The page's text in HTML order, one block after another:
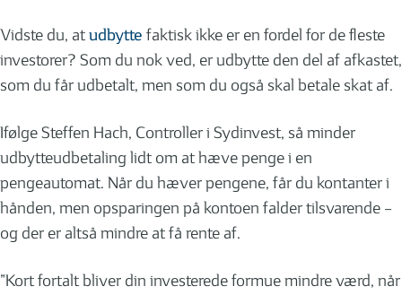
Vidste du, atudbytte faktisk ikke er en fordel for de fleste
investorer? Som du nok ved, er udbytte den del af afkastet,
som du får udbetalt, men som du også skal betale skat af.
Ifølge Steffen Hach, Controller i Sydinvest, så minder
udbytteudbetaling lidt om at hæve penge i en
pengeautomat. Når du hæver pengene, får du kontanter i
hånden, men opsparingen på kontoen falder tilsvarende –
og der er altså mindre at få rente af.
”Kort fortalt bliver din investerede formue mindre værd, når